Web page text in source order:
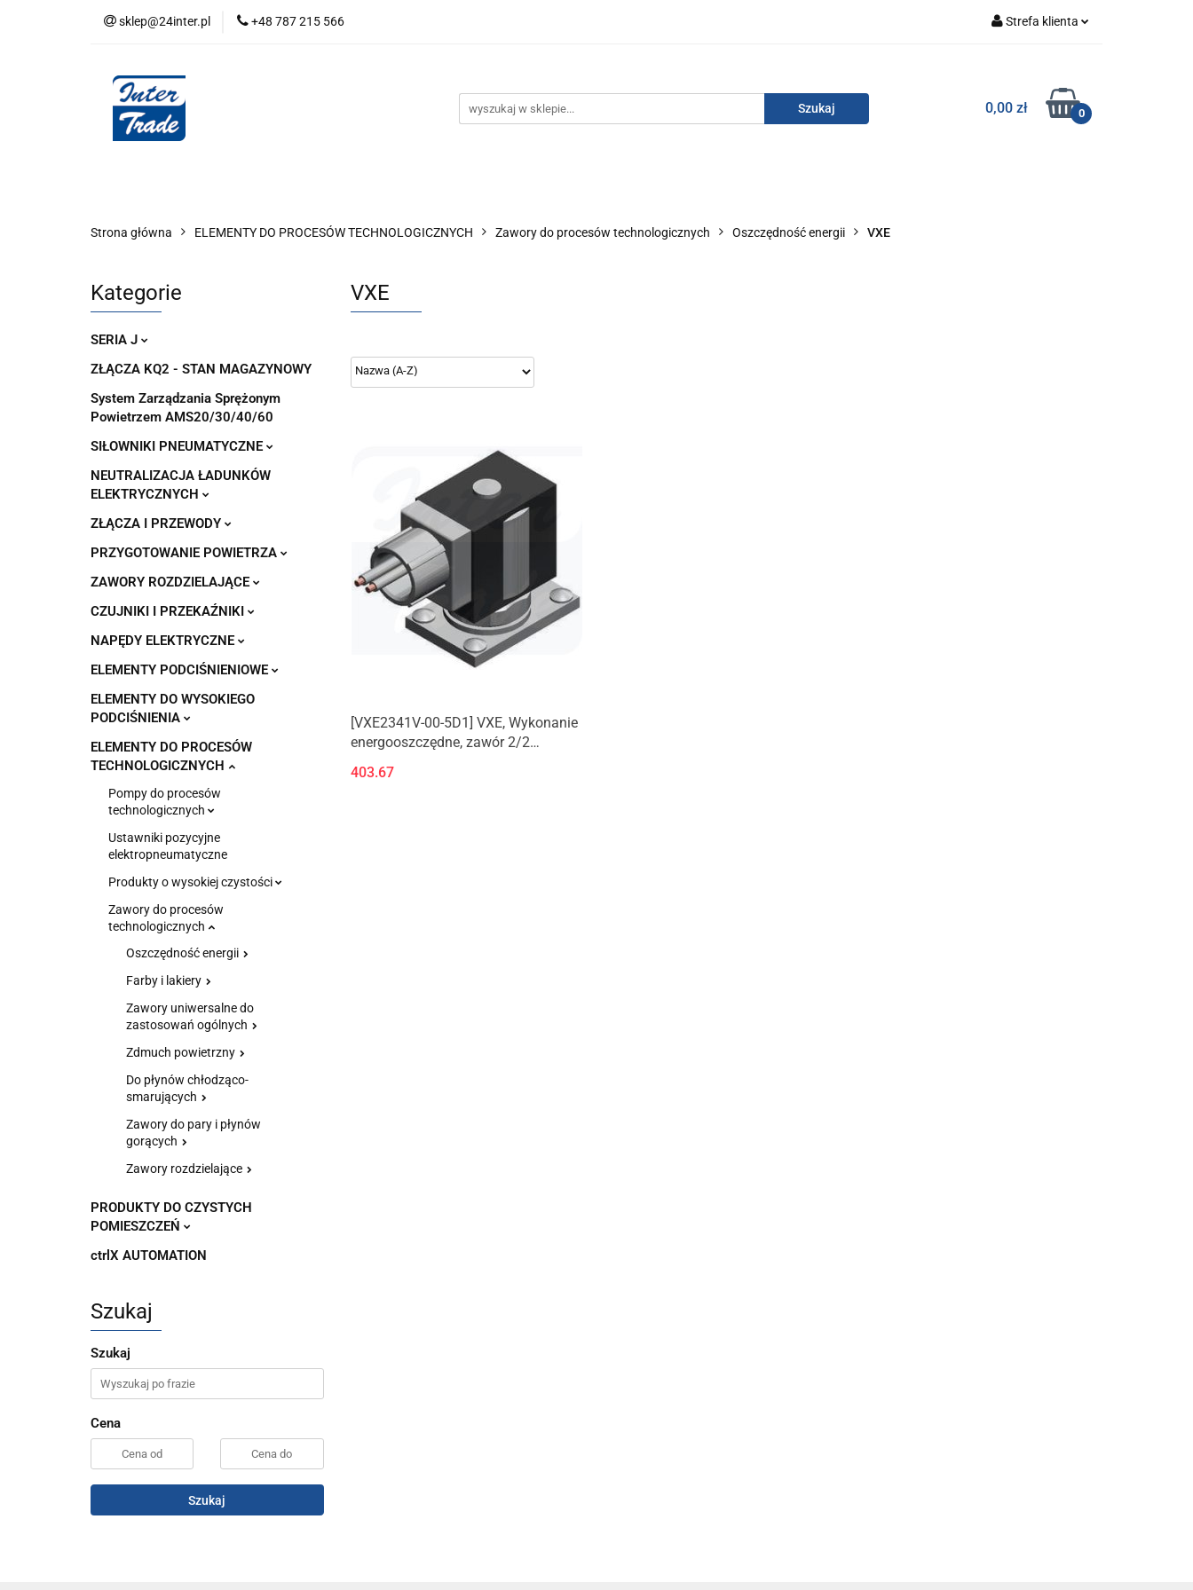
sklep@24inter.pl +48 787 215 566 Strefa klienta
Zarejestruj się
Dodaj zgłoszenie
0,00 zł 0
AUDYT SPRĘŻONEGO POWIETRZA SERIA J AUTORYZOWANY DYSTRYBUTOR SMC
AUDYT SPRĘŻONEGO POWIETRZA SERIA J AUTORYZOWANY DYSTRYBUTOR SMC
Strona główna ELEMENTY DO PROCESÓW TECHNOLOGICZNYCH Zawory do procesów technologicznych Oszczędność energii VXE
Kategorie
SERIA J
ZŁĄCZA KQ2 - STAN MAGAZYNOWY
System Zarządzania Sprężonym
Powietrzem AMS20/30/40/60
SIŁOWNIKI PNEUMATYCZNE
NEUTRALIZACJA ŁADUNKÓW
ELEKTRYCZNYCH
ZŁĄCZA I PRZEWODY
PRZYGOTOWANIE POWIETRZA
ZAWORY ROZDZIELAJĄCE
CZUJNIKI I PRZEKAŹNIKI
NAPĘDY ELEKTRYCZNE
ELEMENTY PODCIŚNIENIOWE
ELEMENTY DO WYSOKIEGO
PODCIŚNIENIA
ELEMENTY DO PROCESÓW
TECHNOLOGICZNYCH
Pompy do procesów
technologicznych
Ustawniki pozycyjne
elektropneumatyczne
Produkty o wysokiej czystości
Zawory do procesów
technologicznych
Oszczędność energii
Farby i lakiery
Zawory uniwersalne do
zastosowań ogólnych
Zdmuch powietrzny
Do płynów chłodząco-
smarujących
Zawory do pary i płynów
gorących
Zawory rozdzielające
PRODUKTY DO CZYSTYCH
POMIESZCZEŃ
ctrlX AUTOMATION
Szukaj
Szukaj
Cena
Szukaj
VXE
[VXE2341V-00-5D1] VXE, Wykonanie
energooszczędne, zawór 2/2
403.67